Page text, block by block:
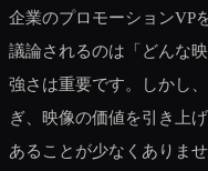
企業のプロモーションVP
議論されるのは「どんな
強さは重要です。しかし
ぎ、映像の価値を引き上
あることが少なくありませ